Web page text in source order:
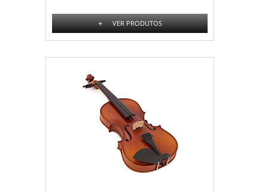
+ VER PRODUTOS